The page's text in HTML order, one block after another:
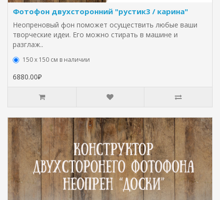
Фотофон двухсторонний "рустик3 / карина"
Неопреновый фон поможет осуществить любые ваши
творческие идеи. Его можно стирать в машине и
разглаж..
150 х 150 см в наличии
6880.00₽